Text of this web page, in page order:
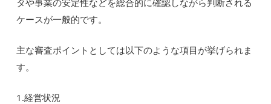
ケースが一般的です。
主な審査ポイントとしては以下のような項目が挙げられま
す。
1.経営状況